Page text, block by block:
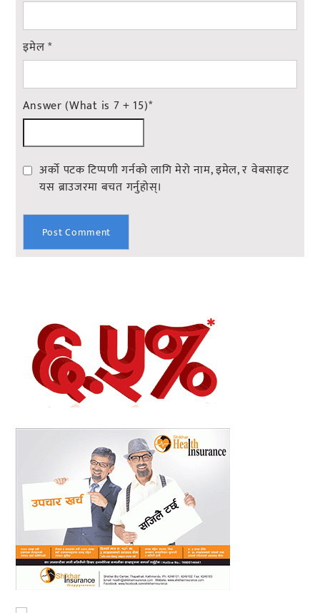
इमेल*
Answer (What is 7 + 15)*
अर्को पटक टिप्पणी गर्नको लागि मेरो नाम, इमेल, र वेबसाइट
यस ब्राउजरमा बचत गर्नुहोस्।